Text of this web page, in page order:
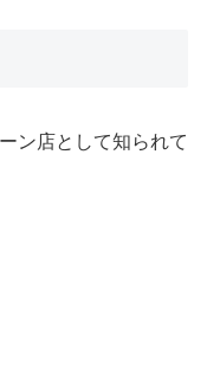
ン店として知られて